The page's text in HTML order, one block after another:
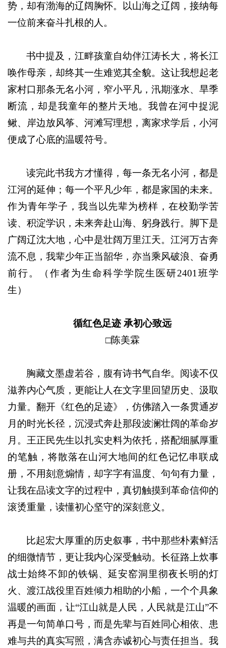
势，却有渤海的辽阔胸怀。以山海之辽阔，接纳每
一位前来奋斗扎根的人。
书中提及，江畔孩童自幼伴江涛长大，将长江
唤作母亲，却终其一生难览其全貌。这让我想起老
家村口那条无名小河，窄小平凡，汛期涨水、旱季
断流，却是我童年的整片天地。我曾在河中捉泥
鳅、岸边放风筝、河滩写理想，离家求学后，小河
便成了心底的温暖符号。
读完此书我方才懂得，每一条无名小河，都是
江河的延伸；每一个平凡少年，都是家国的未来。
作为青年学子，我当以先辈为榜样，在校勤学苦
读、积淀学识，未来奔赴山海、躬身践行。脚下是
广阔辽沈大地，心中是壮阔万里江天。江河万古奔
流不息，我辈少年正当韶华，亦当乘风破浪、奋勇
前行。（作者为生命科学学院生医研2401班学
生）
循红色足迹承初心致远
□陈美霖
胸藏文墨虚若谷，腹有诗书气自华。阅读不仅
滋养内心气质，更能让人在文字里回望历史、汲取
力量。翻开《红色的足迹》，仿佛踏入一条贯通岁
月的时光长径，沉浸式奔赴那段波澜壮阔的革命岁
月。王正民先生以扎实史料为依托，搭配细腻厚重
的笔触，将散落在山河大地间的红色记忆串联成
册，不用刻意煽情，却字字有温度、句句有力量，
让我在品读文字的过程中，真切触摸到革命信仰的
滚烫重量，读懂初心坚守的深刻意义。
比起宏大厚重的历史叙事，书中那些朴素鲜活
的细微情节，更让我内心深受触动。长征路上炊事
战士始终不卸的铁锅、延安窑洞里彻夜长明的灯
火、渡江战役里百姓倾力相助的小船，一个个具象
温暖的画面，让“江山就是人民，人民就是江山”不
再是一句简单口号，而是先辈与百姓同心相依、患
难与共的真实写照，满含赤诚初心与责任担当。我